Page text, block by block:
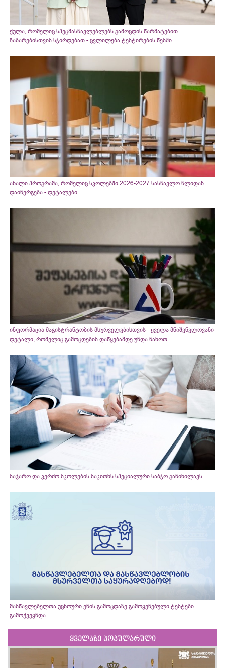
ქულა, რომელიც სპეცმასწავლებლებს გამოცდის წარმატებით
ჩაბარებისთვის სჭირდებათ - ცვლილება ტესტირების წესში
ახალი პროგრამა, რომელიც სკოლებში 2026-2027 სასწავლო წლიდან
დაინერგება - დეტალები
ინფორმაცია მაგისტრანტობის მსურველებისთვის - ყველა მნიშვნელოვანი
დეტალი, რომელიც გამოცდების დაწყებამდე უნდა ნახოთ
საჯარო და კერძო სკოლების საკითხს სპეციალური საბჭო განიხილავს
მასწავლებელთა უცხოური ენის გამოცდაზე გამოყენებული ტესტები
გამოქვეყნდა
ყველაზე პოპულარული